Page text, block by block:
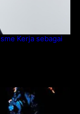
Kerja sebagai